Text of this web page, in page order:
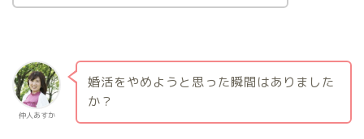
仲人あすか
婚活をやめようと思った瞬間はありました
か？